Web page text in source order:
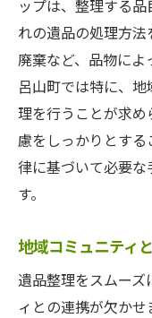
ップは、整理する
れの遺品の処理方法
廃棄など、品物によ
呂山町では特に、
理を行うことが求
慮をしっかりとす
律に基づいて必要
す。
地域コミュニティ
遺品整理をスムー
ィとの連携が欠か